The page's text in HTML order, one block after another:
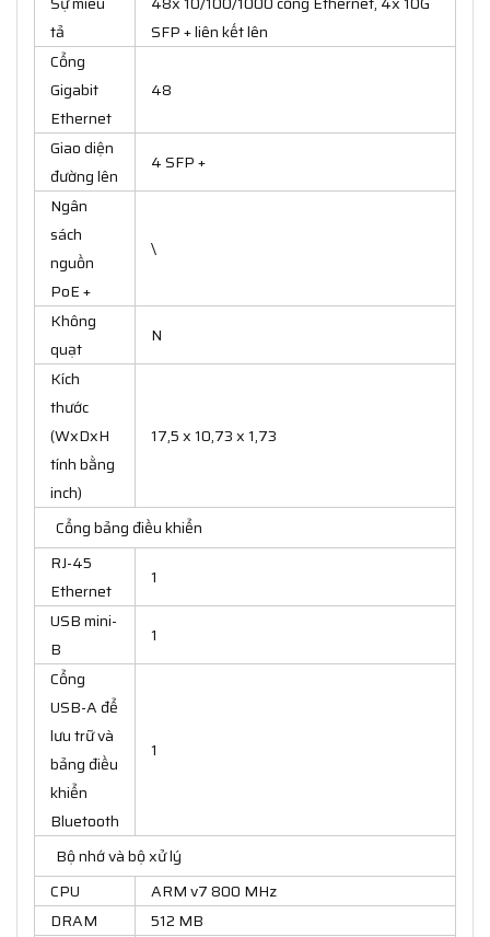
tả
SFP + liên kết lên
Cổng
Gigabit
Ethernet
48
Giao diện
đường lên
4 SFP +
Ngân
sách
nguồn
PoE +
\
Không
quạt
N
Kích
thước
(WxDxH
tính bằng
inch)
17,5 x 10,73 x 1,73
Cổng bảng điều khiển
RJ-45
Ethernet
1
USB mini-
B
1
Cổng
USB-A để
lưu trữ và
bảng điều
khiển
Bluetooth
1
Bộ nhớ và bộ xử lý
CPU
ARM v7 800 MHz
DRAM
512 MB